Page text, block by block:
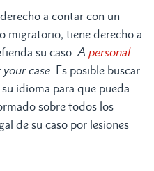
a contar con un
migratorio, tiene derecho a
su caso. A personal
case . Es posible buscar
idioma para que pueda
sobre todos los
de su caso por lesiones